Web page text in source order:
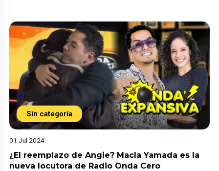
Sin categoría
01 Jul 2024
¿El reemplazo de Angie? Macla Yamada es la
nueva locutora de Radio Onda Cero